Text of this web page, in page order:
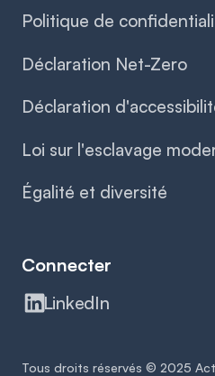
Politique de
Déclaration Net-Zero
Déclaration
Loi sur l'esclavage
Égalité et diversité
Connecter
LinkedIn
Tous droits réservés © 2025